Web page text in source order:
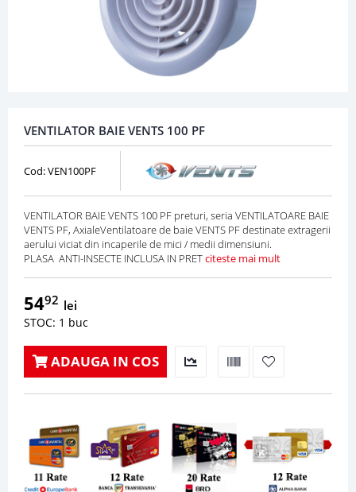
VENTILATOR BAIE VENTS 100 PF
Cod: VEN100PF
VENTILATOR BAIE VENTS 100 PF preturi, seria VENTILATOARE BAIE
VENTS PF, AxialeVentilatoare de baie VENTS PF destinate extragerii
aerului viciat din incaperile de mici / medii dimensiuni.
PLASA ANTI-INSECTE INCLUSA IN PRETciteste mai mult
5492 lei
STOC: 1 buc
ADAUGA IN COS